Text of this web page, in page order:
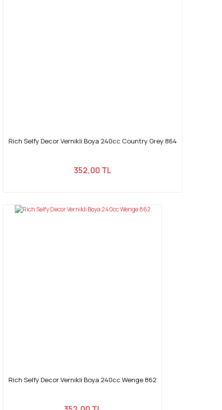
Rich Selfy Decor Vernikli Boya 240cc Country Grey 864
352,00 TL
Rich Selfy Decor Vernikli Boya 240cc Wenge 862